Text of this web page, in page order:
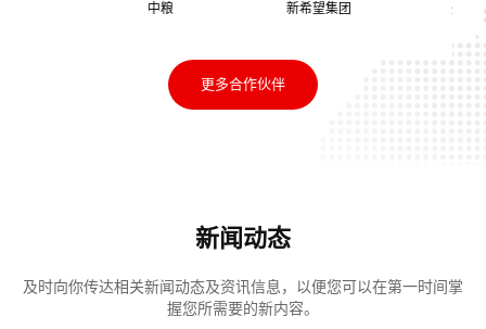
新希望集团 久盛地板
更多合作伙伴
新闻动态
及时向你传达相关新闻动态及资讯信息，以便您可以在第一时间掌
握您所需要的新内容。